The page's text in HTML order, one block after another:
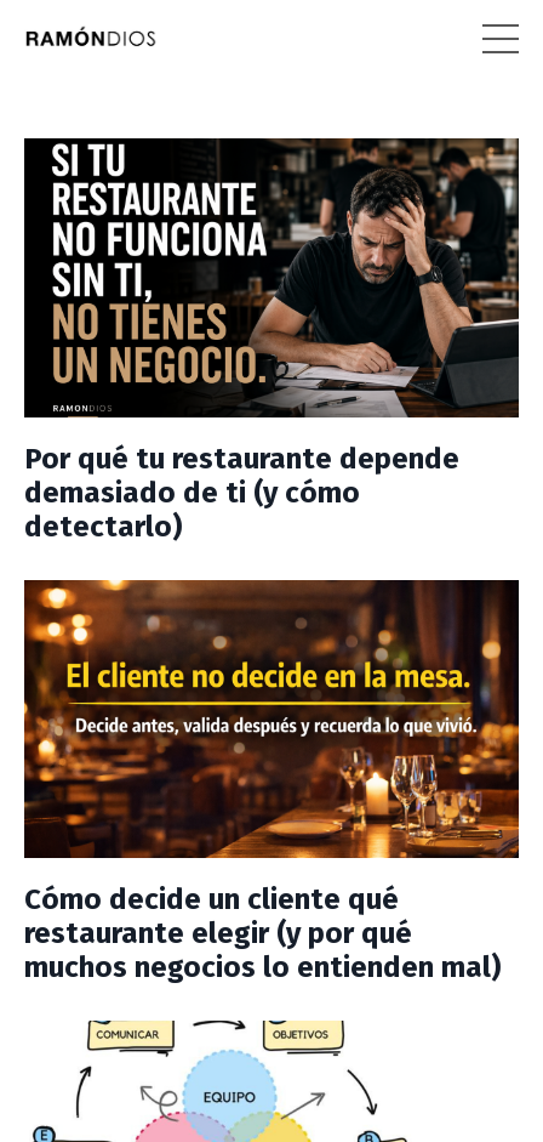
Por qué tu restaurante depende
demasiado de ti (y cómo
detectarlo)
Cómo decide un cliente qué
restaurante elegir (y por qué
muchos negocios lo entienden mal)